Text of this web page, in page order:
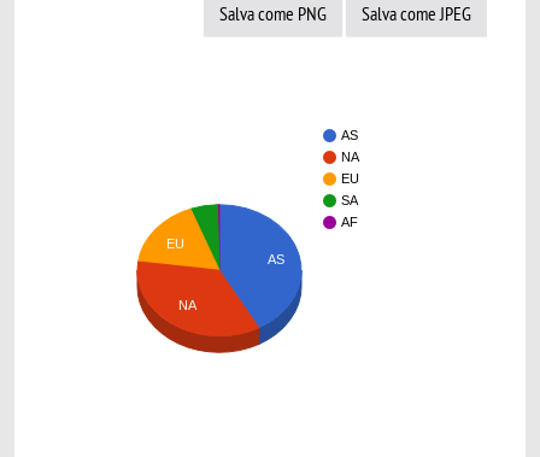
Salva come PNG Salva come JPEG
AS
NA
EU
SA
AF
AS
EU
NA